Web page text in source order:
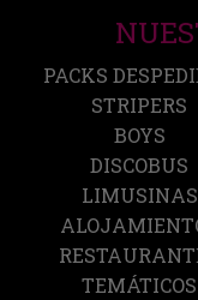
PACKS
STRIPERS
BOYS
DISCOBUS
LIMUSINAS
TEMÁTICOS